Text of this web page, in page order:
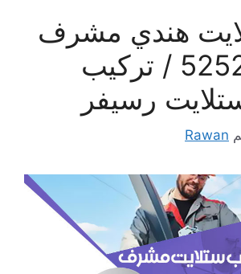
هندي مشرف
/ 52520080 / تركيب
رسيفر
Rawan